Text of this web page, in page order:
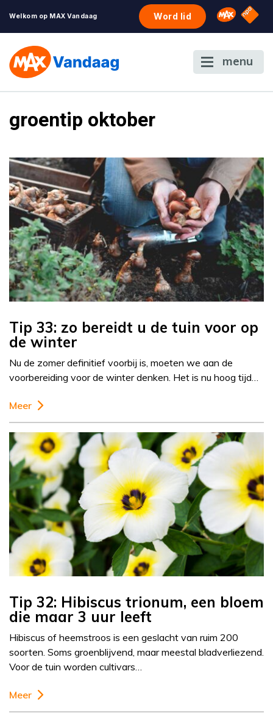
Welkom op MAX Vandaag Word lid Omroep
NPO
menu
groentip oktober
Tip 33: zo bereidt u de tuin voor op
de winter
Nu de zomer definitief voorbij is, moeten we aan de
voorbereiding voor de winter denken. Het is nu hoog tijd…
Meer
Tip 32: Hibiscus trionum, een bloem
die maar 3 uur leeft
Hibiscus of heemstroos is een geslacht van ruim 200
soorten. Soms groenblijvend, maar meestal bladverliezend.
Voor de tuin worden cultivars…
Meer